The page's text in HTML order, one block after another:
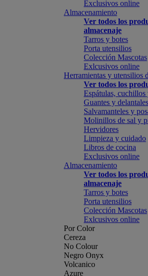
Exclusivos online
Almacenamiento
Ver todos los
almacenaje
Tarros y botes
Porta utensilios
Colección Mascotas
Exlcusivos online
Herramientas y utensilios
Ver todos los
Espátulas,
Guantes y delantales
Salvamanteles y
Molinillos de sal y
Hervidores
Limpieza y cuidado
Libros de cocina
Exclusivos online
Almacenamiento
Ver todos los
almacenaje
Tarros y botes
Porta utensilios
Colección Mascotas
Exlcusivos online
Por Color
Cereza
No Colour
Negro Onyx
Volcanico
Azure